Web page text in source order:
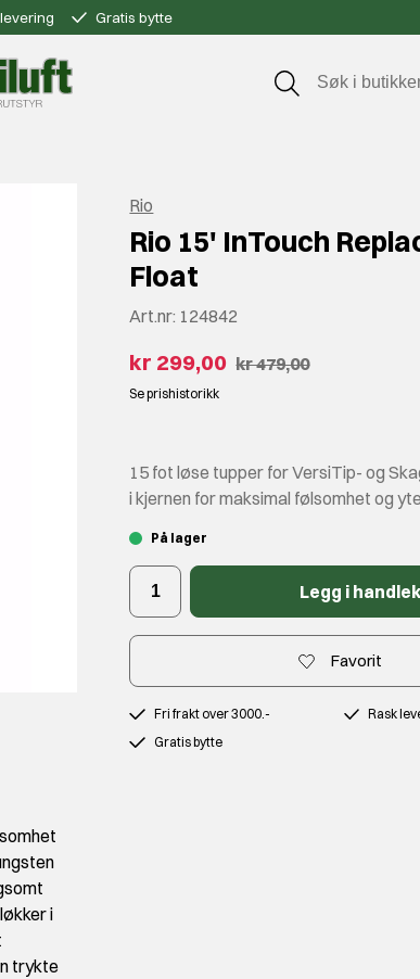
Gratis bytte
i
trykte
Rio
Rio 15' InTouch
Float
Art.nr: 124842
kr 299,00 kr 479,00
Se prishistorikk
15 fot løse tupper for VersiTip- og
i kjernen for maksimal følsomhet og
På lager
Legg i
Favorit
Fri frakt over 3000.-
Rask
Gratis bytte